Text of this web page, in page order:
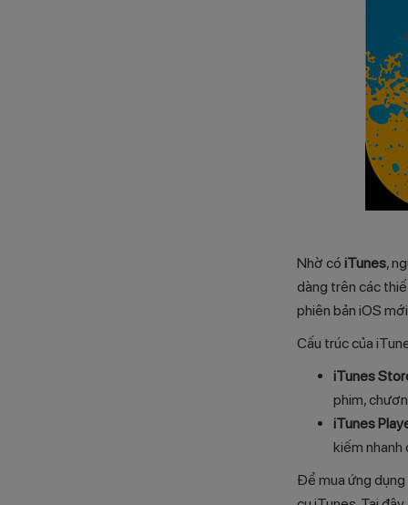
Nhờ có iTunes,
dàng trên các
phiên bản iOS
Cấu trúc của
iTunes
phim,
iTunes
kiếm nhanh
Để mua ứng